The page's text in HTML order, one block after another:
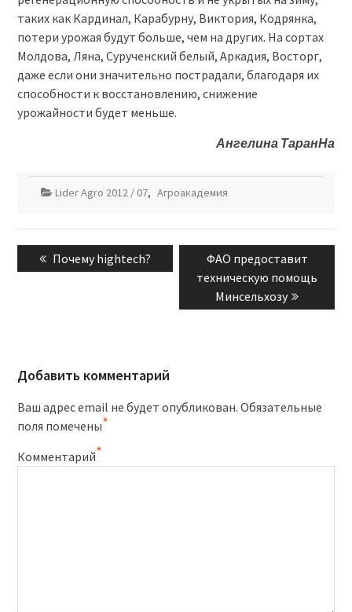
таких как Кардинал, Карабурну, Виктория, Кодрянка,
потери урожая будут больше, чем на других. На сортах
Молдова, Ляна, Сурученский белый, Аркадия, Восторг,
даже если они значительно пострадали, благодаря их
способности к восстановлению, снижение
урожайности будет меньше.
Ангелина ТаранНа
Lider Agro 2012 / 07, Агроакадемия
Навигация
Previous
post:
Почему hightech?
Next
post:
ФАО предоставит
техническую помощь
Минсельхозу
Добавить комментарий
Ваш адрес email не будет опубликован. Обязательные
поля помечены*
Комментарий*